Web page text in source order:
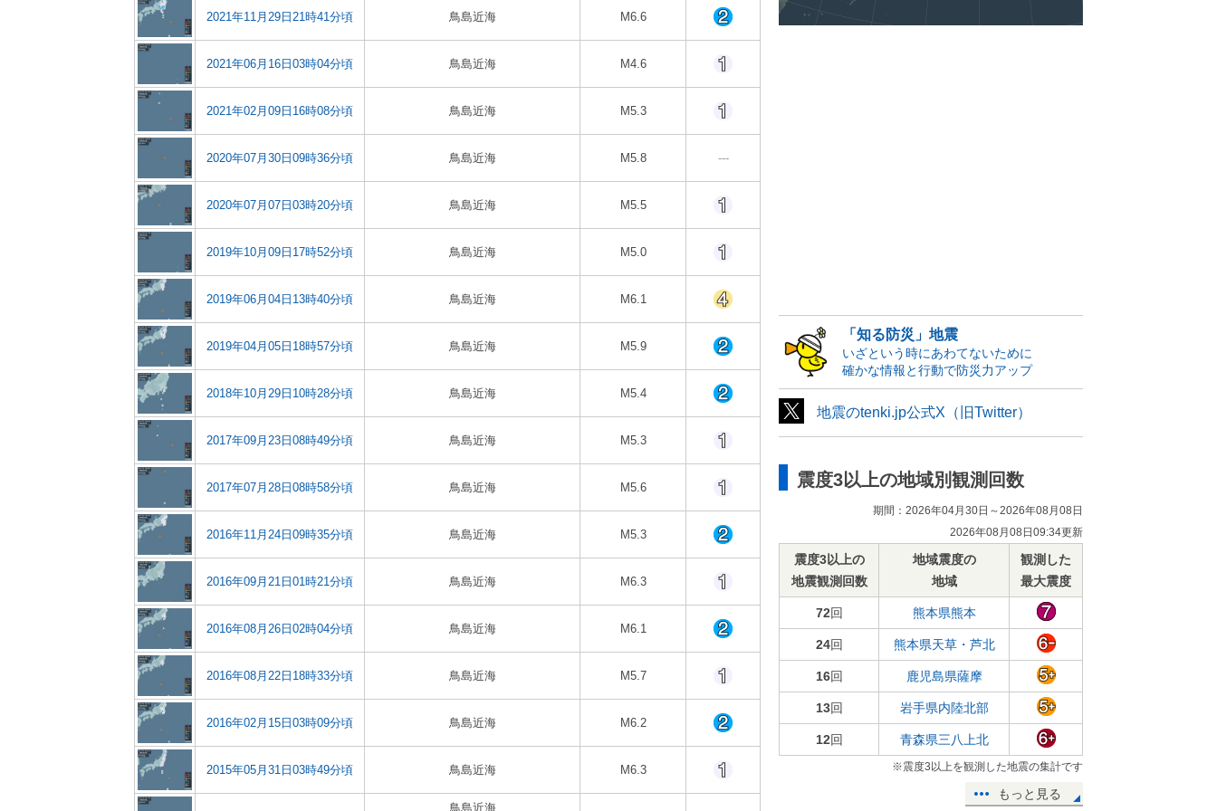
2021年11月29日21時41分頃 鳥島近海 M6.6
2021年06月16日03時04分頃 鳥島近海 M4.6
2021年02月09日16時08分頃 鳥島近海 M5.3
2020年07月30日09時36分頃 鳥島近海 M5.8 ---
2020年07月07日03時20分頃 鳥島近海 M5.5
2019年10月09日17時52分頃 鳥島近海 M5.0
2019年06月04日13時40分頃 鳥島近海 M6.1
2019年04月05日18時57分頃 鳥島近海 M5.9
2018年10月29日10時28分頃 鳥島近海 M5.4
2017年09月23日08時49分頃 鳥島近海 M5.3
2017年07月28日08時58分頃 鳥島近海 M5.6
2016年11月24日09時35分頃 鳥島近海 M5.3
2016年09月21日01時21分頃 鳥島近海 M6.3
2016年08月26日02時04分頃 鳥島近海 M6.1
2016年08月22日18時33分頃 鳥島近海 M5.7
2016年02月15日03時09分頃 鳥島近海 M6.2
2015年05月31日03時49分頃 鳥島近海 M6.3
鳥島近海
「知る防災」地震
いざという時にあわてないために
確かな情報と行動で防災力アップ
地震のtenki.jp公式X（旧Twitter）
震度3以上の地域別観測回数
期間：2026年04月30日～2026年08月08日
2026年08月08日09:34更新
震度3以上の
地震観測回数
地域震度の
地域
観測した
最大震度
72回 熊本県熊本
24回 熊本県天草・芦北
16回 鹿児島県薩摩
13回 岩手県内陸北部
12回 青森県三八上北
※震度3以上を観測した地震の集計です
もっと見る